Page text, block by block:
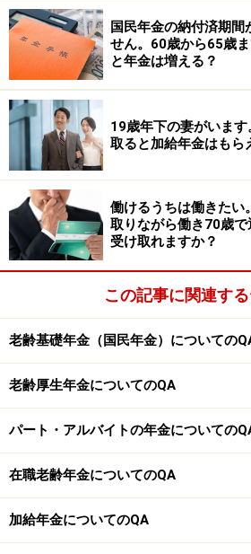
※記事内容は執筆時点のものです。最新
い。
本記事の内容は一般的な情報提供を目的
商品や投資行動を推奨するものではあり
投資や資産運用に関する最終的なご判断
行ってください。
掲載情報の正確性・完全性については十
が、その内容を保証するものではなく、
などについて当社は一切の責任を負いま
最新の情報や詳細については、必ず各金
の公式情報をご確認ください。
【編集部からのお知らせ】
・「家計」について、アンケート（
中です！
※抽選で20名にAmazonギフト券1000
※謝礼付きの限定アンケートやモニタ
国民年金の納付済期
せん。60歳から65歳
と年金は増える？
19歳年下の妻がいま
取ると加給年金はもら
働けるうちは働きた
取りながら働き70歳
受け取れますか？
この記事に関連す
老齢基礎年金（国民年金）についての
老齢厚生年金についてのQA
パート・アルバイトの年金についての
在職老齢年金についてのQA
加給年金についてのQA